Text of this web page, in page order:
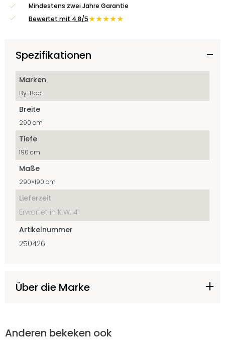
Mindestens zwei Jahre Garantie
Bewertet mit 4,8/5★★★★★
Spezifikationen
Marken
By-Boo
Breite
290 cm
Tiefe
190 cm
Maße
290×190 cm
Lieferzeit
Erwartet in K.W. 41
Artikelnummer
250426
Über die Marke
Anderen bekeken ook